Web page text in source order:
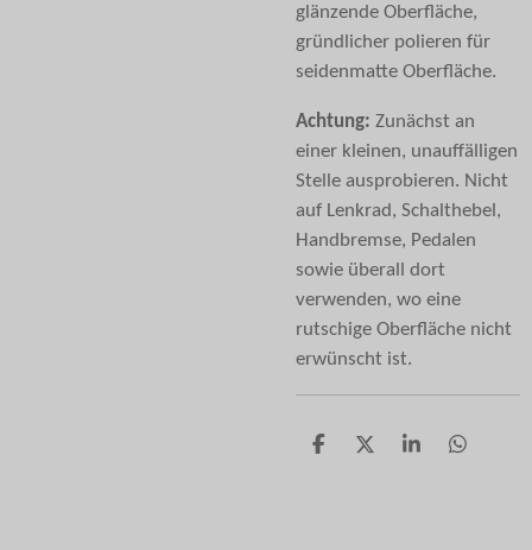
glänzende Oberfläche,
gründlicher polieren für
seidenmatte Oberfläche.
Achtung: Zunächst an
einer kleinen, unauffälligen
Stelle ausprobieren. Nicht
auf Lenkrad, Schalthebel,
Handbremse, Pedalen
sowie überall dort
verwenden, wo eine
rutschige Oberfläche nicht
erwünscht ist.
T
T
T
T